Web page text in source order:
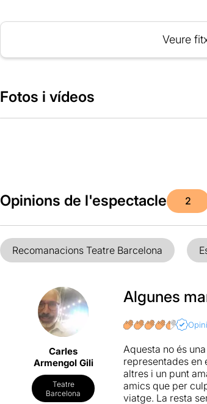
Veure
Fotos i vídeos
Opinions de l'espectacle 2
Recomanacions Teatre Barcelona
Carles
Armengol Gili
Teatre
Barcelona
Algunes
Aquesta no és
representades en
altres i un punt
amics que per
viatge. La resta